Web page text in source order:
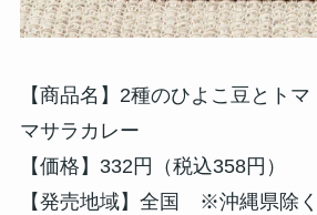
【商品名】2種のひよこ豆とト
マサラカレー
【価格】332円（税込358円）
【発売地域】全国 ※沖縄県除く